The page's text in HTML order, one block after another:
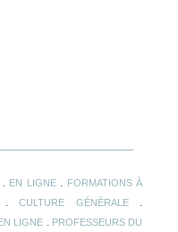
EN LIGNE.
FORMATIONS À
CULTURE GÉNÉRALE.
LIGNE
PROFESSEURS DU